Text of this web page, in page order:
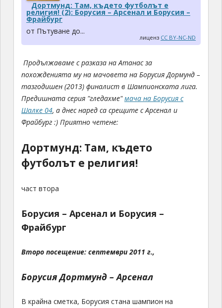
Дортмунд: Там, където футболът е
религия! (2): Борусия – Арсенал и Борусия –
Фрайбург
от Пътуване до...
лиценз CC BY-NC-ND
Продължаваме с разказа на Атанас за
похожденията му на мачовета на Борусия Дормунд –
тазгодишен (2013) финалист в Шампионската лига.
Предишната серия "гледахме"мача на Борусия с
Шалке 04, а днес наред са срещите с Арсенал и
Фрайбург :) Приятно четене:
Дортмунд: Там, където
футболът е религия!
част втора
Борусия – Арсенал и Борусия –
Фрайбург
Второ посещение: септември 2011 г.,
Борусия Дортмунд – Арсенал
В крайна сметка, Борусия стана шампион на